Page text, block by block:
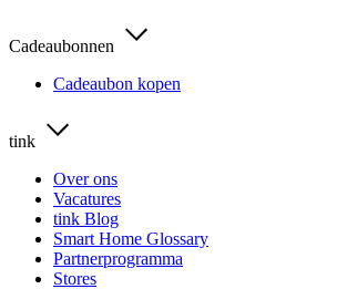
Cadeaubonnen
Cadeaubon kopen
tink
Over ons
Vacatures
tink Blog
Smart Home Glossary
Partnerprogramma
Stores